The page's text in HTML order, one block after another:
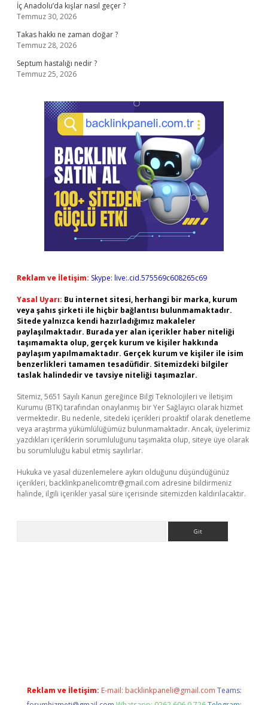
İç Anadolu’da kışlar nasıl geçer ?
Temmuz 30, 2026
Takas hakkı ne zaman doğar ?
Temmuz 28, 2026
Septum hastalığı nedir ?
Temmuz 25, 2026
Reklam ve İletişim: Skype: live:.cid.575569c608265c69
Yasal Uyarı: Bu internet sitesi, herhangi bir marka, kurum
veya şahıs şirketi ile hiçbir bağlantısı bulunmamaktadır.
Sitede yalnızca kendi hazırladığımız makaleler
paylaşılmaktadır. Burada yer alan içerikler haber niteliği
taşımamakta olup, gerçek kurum ve kişiler hakkında
paylaşım yapılmamaktadır. Gerçek kurum ve kişiler ile isim
benzerlikleri tamamen tesadüfidir. Sitemizdeki bilgiler
taslak halindedir ve tavsiye niteliği taşımazlar.
Sitemiz, 5651 Sayılı Kanun gereğince Bilgi Teknolojileri ve İletişim
Kurumu (BTK) tarafından onaylanmış bir Yer Sağlayıcı olarak hizmet
vermektedir. Bu nedenle, sitedeki içerikleri proaktif olarak denetleme
veya araştırma yükümlülüğümüz bulunmamaktadır. Ancak, üyelerimiz
yazdıkları içeriklerin sorumluluğunu taşımakta olup, siteye üye olarak
bu sorumluluğu kabul etmiş sayılırlar.
Hukuka ve yasal düzenlemelere aykırı olduğunu düşündüğünüz
içerikleri, backlinkpanelicomtr@gmail.com adresine bildirmeniz
halinde, ilgili içerikler yasal süre içerisinde sitemizden kaldırılacaktır.
Reklam ve İletişim: E-mail: backlinkpaneli@gmail.com Teams: